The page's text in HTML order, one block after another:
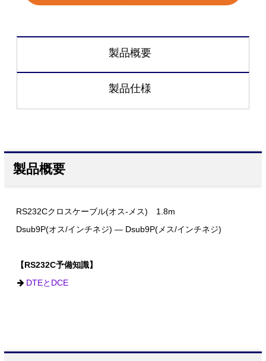
製品概要
製品仕様
製品概要
RS232Cクロスケーブル(オス-メス) 1.8m
Dsub9P(オス/インチネジ) ― Dsub9P(メス/インチネジ)
【RS232C予備知識】
DTEとDCE